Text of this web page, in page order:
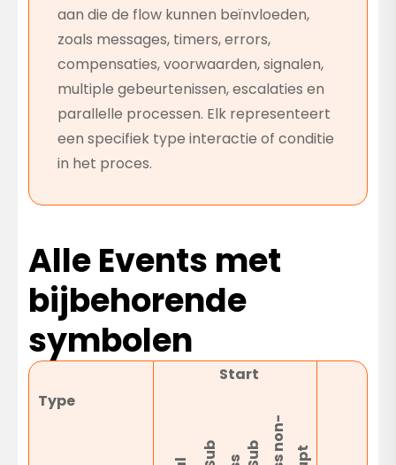
aan die de flow kunnen beïnvloeden,
zoals messages, timers, errors,
compensaties, voorwaarden, signalen,
multiple gebeurtenissen, escalaties en
parallelle processen. Elk representeert
een specifiek type interactie of conditie
in het proces.
Alle Events met
bijbehorende
symbolen
Start
Type